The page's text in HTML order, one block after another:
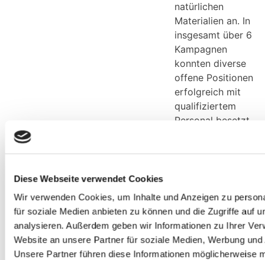
Diese Webseite verwendet Cookies
Wir verwenden Cookies, um Inhalte und Anzeigen zu
für soziale Medien anbieten zu können und die Zugriffe auf
analysieren. Außerdem geben wir Informationen zu Ihrer
Website an unsere Partner für soziale Medien, Werbung
Unsere Partner führen diese Informationen möglicherweise
natürlichen
Materialien an. In
insgesamt über 6
Kampagnen
konnten diverse
offene Positionen
erfolgreich mit
qualifiziertem
Personal besetzt